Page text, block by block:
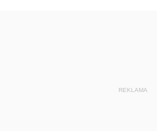
REKLAMA